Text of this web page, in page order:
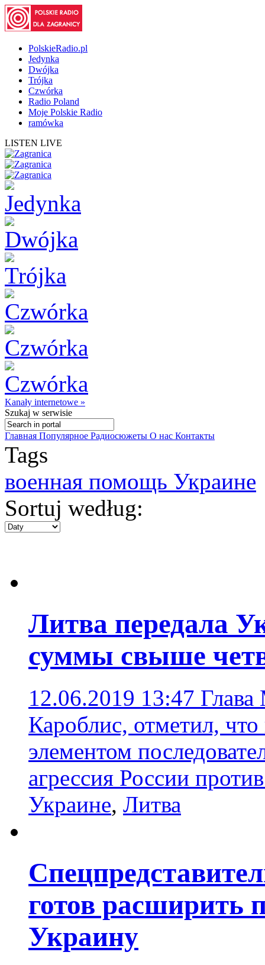
PolskieRadio.pl
Jedynka
Dwójka
Trójka
Czwórka
Radio Poland
Moje Polskie Radio
ramówka
LISTEN LIVE
Kanały internetowe »
Szukaj w serwisie
Главная Популярное Радиосюжеты О нас Контакты
Tags
военная помощь Украине
Sortuj według:
Литва передала
суммы свыше
12.06.2019 13:47
Кароблис, отметил, что
элементом
агрессия России
Украине, Литва
готов расширить
Украину